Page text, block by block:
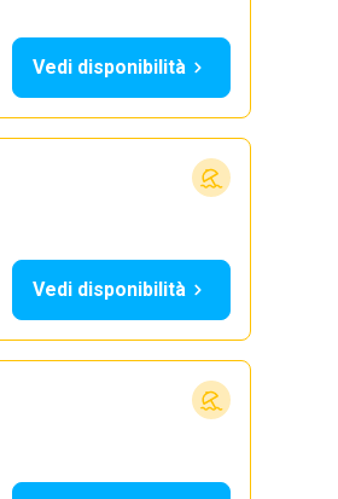
Vedi disponibilità
Vedi disponibilità